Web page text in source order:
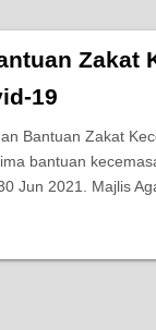
Zakat
19
Bantuan Zakat
bantuan
Jun 2021. Majlis